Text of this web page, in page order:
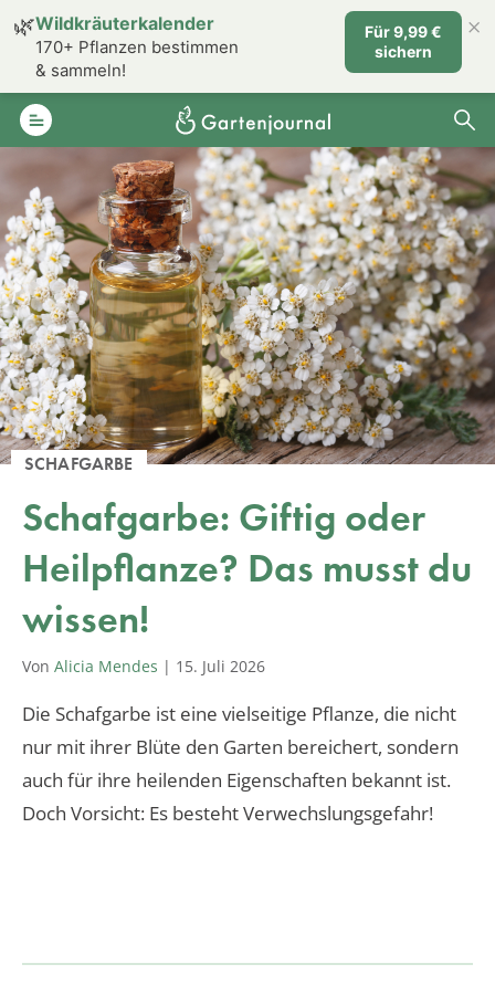
SCHAFGARBE
Schafgarbe: Giftig oder
Heilpflanze? Das musst du
wissen!
Von Alicia Mendes | 15. Juli 2026
Die Schafgarbe ist eine vielseitige Pflanze, die nicht
nur mit ihrer Blüte den Garten bereichert, sondern
auch für ihre heilenden Eigenschaften bekannt ist.
Doch Vorsicht: Es besteht Verwechslungsgefahr!
🌿Wildkräuterkalender
170+ Pflanzen bestimmen
& sammeln!
Für 9,99 €
sichern
×